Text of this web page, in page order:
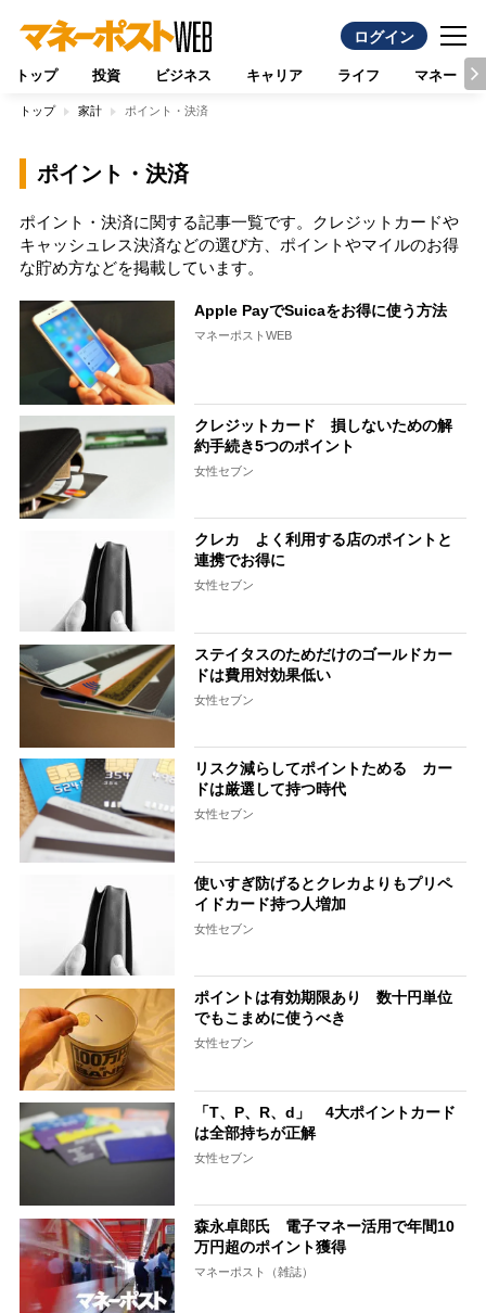
ログイン
トップ 投資 ビジネス キャリア ライフ マネー
トップ 家計 ポイント・決済
ポイント・決済
ポイント・決済に関する記事一覧です。クレジットカードや
キャッシュレス決済などの選び方、ポイントやマイルのお得
な貯め方などを掲載しています。
Apple PayでSuicaをお得に使う方法
マネーポストWEB
クレジットカード 損しないための解
約手続き5つのポイント
女性セブン
クレカ よく利用する店のポイントと
連携でお得に
女性セブン
ステイタスのためだけのゴールドカー
ドは費用対効果低い
女性セブン
リスク減らしてポイントためる カー
ドは厳選して持つ時代
女性セブン
使いすぎ防げるとクレカよりもプリペ
イドカード持つ人増加
女性セブン
ポイントは有効期限あり 数十円単位
でもこまめに使うべき
女性セブン
「T、P、R、d」 4大ポイントカード
は全部持ちが正解
女性セブン
森永卓郎氏 電子マネー活用で年間10
万円超のポイント獲得
マネーポスト（雑誌）